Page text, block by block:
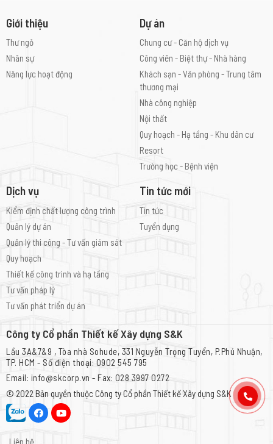
Giới thiệu
Thư ngỏ
Nhân sự
Năng lực hoạt động
Dự án
Chung cư - Căn hộ dịch vụ
Công viên - Biệt thự - Nhà hàng
Khách sạn - Văn phòng - Trung tâm
thương mại
Nhà công nghiệp
Nội thất
Quy hoạch - Hạ tầng - Khu dân cư
Resort
Trường học - Bệnh viện
Dịch vụ
Kiểm định chất lượng công trình
Quản lý dự án
Quản lý thi công - Tư vấn giám sát
Quy hoạch
Thiết kế công trình và hạ tầng
Tư vấn pháp lý
Tư vấn phát triển dự án
Tin tức mới
Tin tức
Tuyển dụng
Công ty Cổ phần Thiết kế Xây dựng S&K
Lầu 3A&7&9 , Tòa nhà Sohude, 331 Nguyễn Trọng Tuyển, P.Phú Nhuận,
TP. HCM - Số điện thoại: 0902 545 795
Email: info@skcorp.vn - Fax: 028 3997 0272
© 2022 Bản quyền thuộcCông ty Cổ phần Thiết kế Xây dựng S&K
Liên hệ